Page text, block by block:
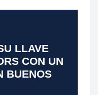
LLAVE
CON UN
BUENOS